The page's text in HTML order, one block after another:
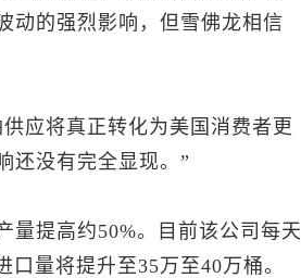
动的强烈影响，但雪佛龙相信
应将真正转化为美国消费者更
还没有完全显现。”
量提高约50%。目前该公司每天
量将提升至35万至40万桶。